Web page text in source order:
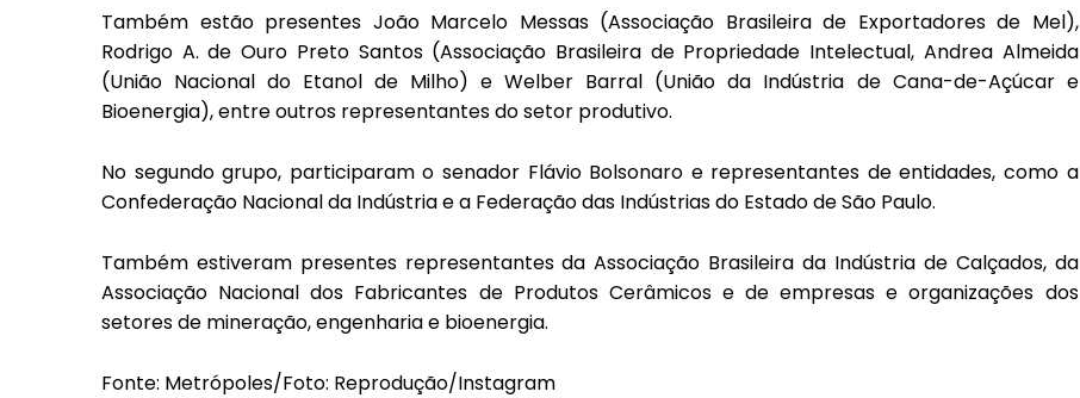
Também estão presentes João Marcelo Messas (Associação Brasileira de Exportadores de Mel),
Rodrigo A. de Ouro Preto Santos (Associação Brasileira de Propriedade Intelectual, Andrea Almeida
(União Nacional do Etanol de Milho) e Welber Barral (União da Indústria de Cana-de-Açúcar e
Bioenergia), entre outros representantes do setor produtivo.
No segundo grupo, participaram o senador Flávio Bolsonaro e representantes de entidades, como a
Confederação Nacional da Indústria e a Federação das Indústrias do Estado de São Paulo.
Também estiveram presentes representantes da Associação Brasileira da Indústria de Calçados, da
Associação Nacional dos Fabricantes de Produtos Cerâmicos e de empresas e organizações dos
setores de mineração, engenharia e bioenergia.
Fonte: Metrópoles/Foto: Reprodução/Instagram